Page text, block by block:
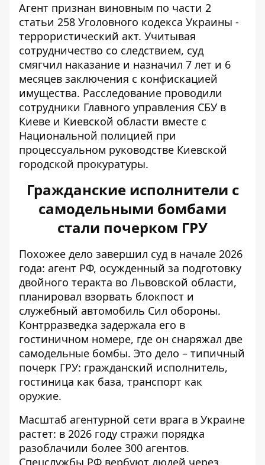
Агент признан виновным по части 2
статьи 258 Уголовного кодекса Украины -
террористический акт. Учитывая
сотрудничество со следствием, суд
смягчил наказание и назначил 7 лет и 6
месяцев заключения с конфискацией
имущества. Расследование проводили
сотрудники Главного управления СБУ в
Киеве и Киевской области вместе с
Национальной полицией при
процессуальном руководстве Киевской
городской прокуратуры.
Гражданские исполнители с
самодельными бомбами
стали почерком ГРУ
Похожее дело завершил суд в начале 2026
года: агент РФ, осужденный за подготовку
двойного теракта во Львовской области,
планировал взорвать блокпост и
служебный автомобиль Сил обороны.
Контрразведка задержала его в
гостиничном номере, где он снаряжал две
самодельные бомбы. Это дело – типичный
почерк ГРУ: гражданский исполнитель,
гостиница как база, транспорт как
оружие.
Масштаб агентурной сети врага в Украине
растет: в 2026 году стражи порядка
разоблачили более 300 агентов.
Спецслужбы РФ вербуют людей через